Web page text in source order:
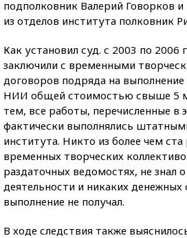
подполковник Валерий Говорков
из отделов института полковник
Как установил суд. с 2003 по 2006
заключили с временными
договоров подряда на
НИИ общей стоимостью свыше 5
тем, все работы, перечисленные в
фактически выполнялись
института. Никто из более чем
временных творческих
раздаточных ведомостях, не знал
деятельности и никаких денежных
выполнение не получал.
В ходе следствия также